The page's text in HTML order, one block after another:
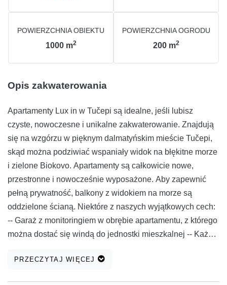
POWIERZCHNIA OBIEKTU
1000 m2
POWIERZCHNIA OGRODU
200 m2
Opis zakwaterowania
Apartamenty Lux in w Tučepi są idealne, jeśli lubisz
czyste, nowoczesne i unikalne zakwaterowanie. Znajdują
się na wzgórzu w pięknym dalmatyńskim mieście Tučepi,
skąd można podziwiać wspaniały widok na błękitne morze
i zielone Biokovo. Apartamenty są całkowicie nowe,
przestronne i nowocześnie wyposażone. Aby zapewnić
pełną prywatność, balkony z widokiem na morze są
oddzielone ścianą. Niektóre z naszych wyjątkowych cech:
-- Garaż z monitoringiem w obrębie apartamentu, z którego
można dostać się windą do jednostki mieszkalnej -- Każdy
antyalergicznym Ultra Vortex z światłem UV, który usuwa
PRZECZYTAJ WIĘCEJ